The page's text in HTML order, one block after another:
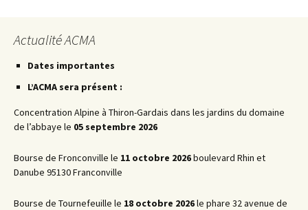
articles
Actualité ACMA
Dates importantes
L’ACMA sera présent :
Concentration Alpine à Thiron-Gardais dans les jardins du domaine
de l’abbaye le 05 septembre 2026
Bourse de Fronconville le 11 octobre 2026boulevard Rhin et
Danube 95130 Franconville
Bourse de Tournefeuille le 18 octobre 2026le phare 32 avenue de